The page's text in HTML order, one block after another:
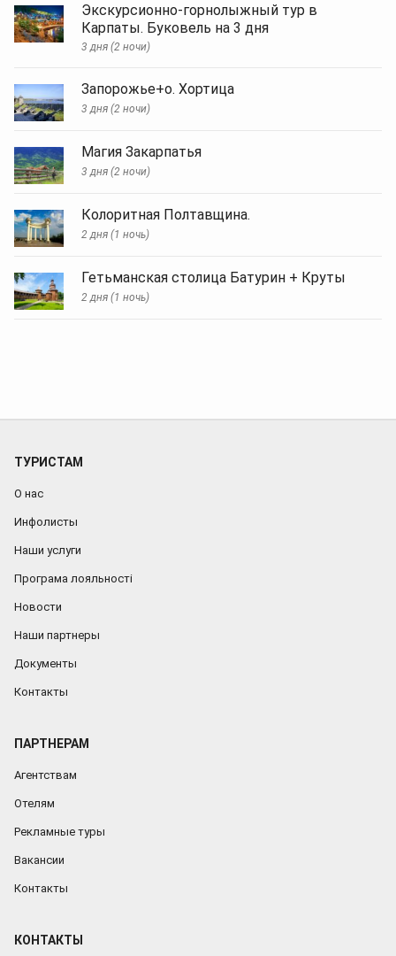
Экскурсионно-горнолыжный тур в
Карпаты. Буковель на 3 дня
3 дня (2 ночи)
Запорожье+о. Хортица
3 дня (2 ночи)
Магия Закарпатья
3 дня (2 ночи)
Колоритная Полтавщина.
2 дня (1 ночь)
Гетьманская столица Батурин + Круты
2 дня (1 ночь)
ТУРИСТАМ
О нас
Инфолисты
Наши услуги
Програма лояльності
Новости
Наши партнеры
Документы
Контакты
ПАРТНЕРАМ
Агентствам
Отелям
Рекламные туры
Вакансии
Контакты
КОНТАКТЫ